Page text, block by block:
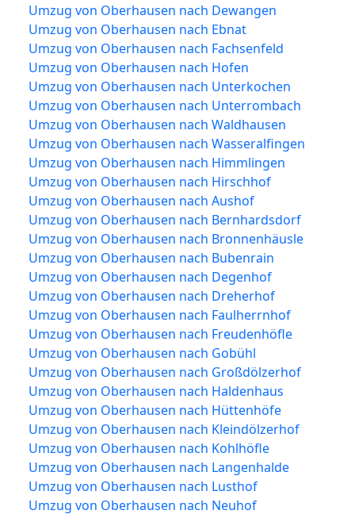
Umzug von Oberhausen nach Dewangen
Umzug von Oberhausen nach Ebnat
Umzug von Oberhausen nach Fachsenfeld
Umzug von Oberhausen nach Hofen
Umzug von Oberhausen nach Unterkochen
Umzug von Oberhausen nach Unterrombach
Umzug von Oberhausen nach Waldhausen
Umzug von Oberhausen nach Wasseralfingen
Umzug von Oberhausen nach Himmlingen
Umzug von Oberhausen nach Hirschhof
Umzug von Oberhausen nach Aushof
Umzug von Oberhausen nach Bernhardsdorf
Umzug von Oberhausen nach Bronnenhäusle
Umzug von Oberhausen nach Bubenrain
Umzug von Oberhausen nach Degenhof
Umzug von Oberhausen nach Dreherhof
Umzug von Oberhausen nach Faulherrnhof
Umzug von Oberhausen nach Freudenhöfle
Umzug von Oberhausen nach Gobühl
Umzug von Oberhausen nach Großdölzerhof
Umzug von Oberhausen nach Haldenhaus
Umzug von Oberhausen nach Hüttenhöfe
Umzug von Oberhausen nach Kleindölzerhof
Umzug von Oberhausen nach Kohlhöfle
Umzug von Oberhausen nach Langenhalde
Umzug von Oberhausen nach Lusthof
Umzug von Oberhausen nach Neuhof